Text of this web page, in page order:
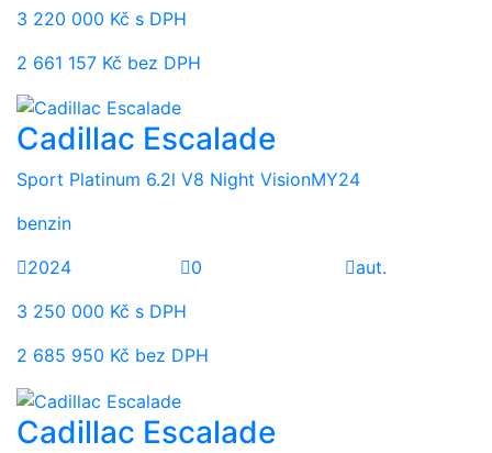
3 220 000 Kč s DPH
2 661 157 Kč bez DPH
Cadillac Escalade
Sport Platinum 6.2l V8 Night VisionMY24
benzin
2024
0
aut.
3 250 000 Kč s DPH
2 685 950 Kč bez DPH
Cadillac Escalade